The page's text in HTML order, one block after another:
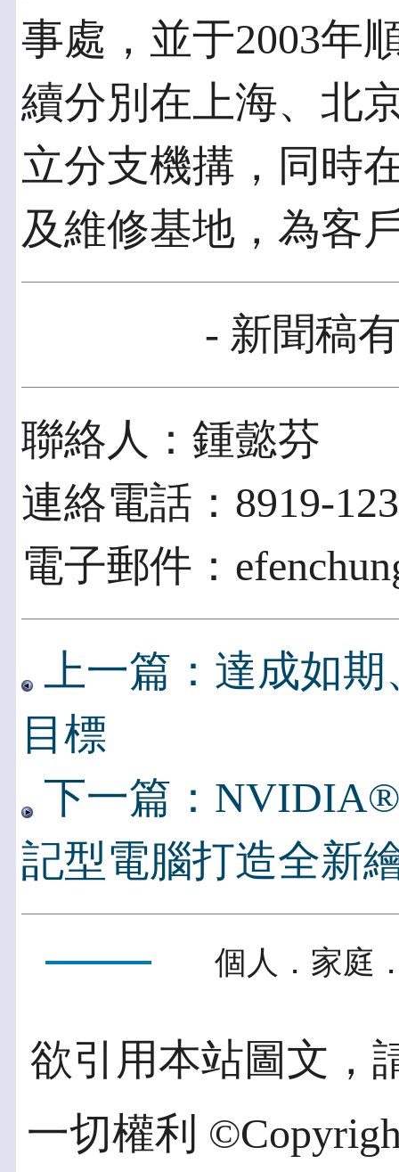
事處，並于2003年
續分別在上海、北
立分支機搆，同時
及維修基地，為客
- 新聞稿
聯絡人：鍾懿芬
連絡電話：8919-
電子郵件：
上一篇：達成如
目標
下一篇：
記型電腦打造全新
個人．家庭
欲引用本站圖文，
一切權利